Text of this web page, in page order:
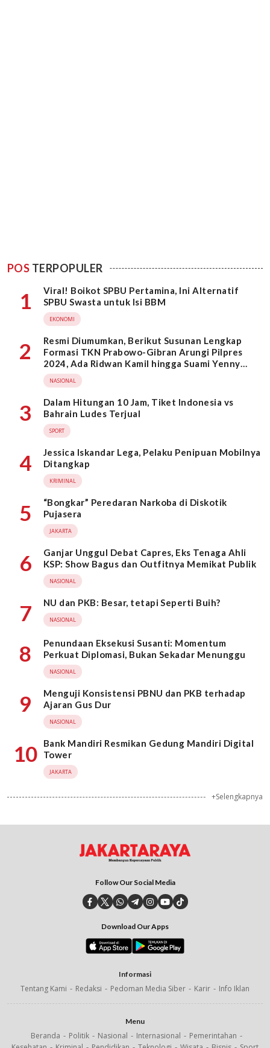
POS TERPOPULER
1
Viral! Boikot SPBU Pertamina, Ini Alternatif
SPBU Swasta untuk Isi BBM
EKONOMI
2
Resmi Diumumkan, Berikut Susunan Lengkap
Formasi TKN Prabowo-Gibran Arungi Pilpres
2024, Ada Ridwan Kamil hingga Suami Yenny
Wahid
NASIONAL
3
Dalam Hitungan 10 Jam, Tiket Indonesia vs
Bahrain Ludes Terjual
SPORT
4
Jessica Iskandar Lega, Pelaku Penipuan Mobilnya
Ditangkap
KRIMINAL
5
“Bongkar” Peredaran Narkoba di Diskotik
Pujasera
JAKARTA
6
Ganjar Unggul Debat Capres, Eks Tenaga Ahli
KSP: Show Bagus dan Outfitnya Memikat Publik
NASIONAL
7 NU dan PKB: Besar, tetapi Seperti Buih?
NASIONAL
8
Penundaan Eksekusi Susanti: Momentum
Perkuat Diplomasi, Bukan Sekadar Menunggu
NASIONAL
9
Menguji Konsistensi PBNU dan PKB terhadap
Ajaran Gus Dur
NASIONAL
10
Bank Mandiri Resmikan Gedung Mandiri Digital
Tower
JAKARTA
+Selengkapnya
Follow Our Social Media
Download Our Apps
Informasi
Tentang Kami Redaksi Pedoman Media Siber Karir Info Iklan
Menu
Beranda Politik Nasional Internasional
Pemerintahan